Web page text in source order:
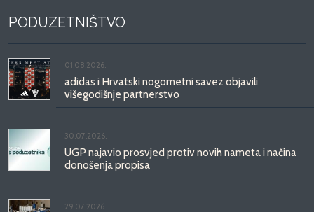
PODUZETNIŠTVO
01.08.2026.
adidas i Hrvatski nogometni savez objavili
višegodišnje partnerstvo
30.07.2026.
UGP najavio prosvjed protiv novih nameta i načina
donošenja propisa
29.07.2026.